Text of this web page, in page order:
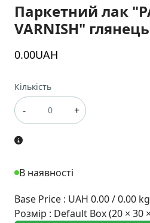
Паркетний лак
VARNISH" глянець
0.00UAH
Кількість
- +
В наявності
Base Price : UAH 0.00 / 0.00 kg
Розмір : Default Box (20 × 30